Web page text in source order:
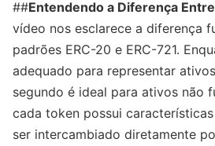
##Entendendo a Diferença
vídeo nos esclarece a diferença
padrões ERC-20 e ERC-721.
adequado para representar
segundo é ideal para ativos não
cada token possui
ser intercambiado diretamente